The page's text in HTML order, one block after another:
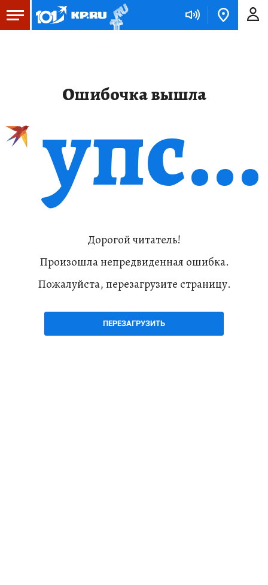
Ошибочка вышла
упс...
Дорогой читатель!
Произошла непредвиденная ошибка.
Пожалуйста, перезагрузите страницу.
ПЕРЕЗАГРУЗИТЬ